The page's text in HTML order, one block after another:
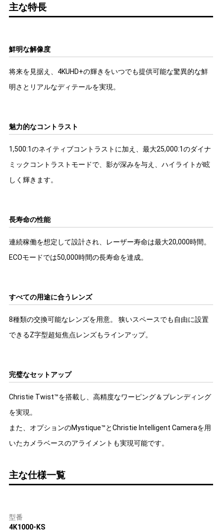
主な特長
鮮明な解像度
将来を見据え、4KUHD+の輝きをいつでも提供可能な驚異的な鮮
明さとリアルなディテールを実現。
魅力的なコントラスト
1,500:1のネイティブコントラストに加え、最大25,000:1のダイナ
ミックコントラストモードで、影が深みを与え、ハイライトが眩
しく輝きます。
長寿命の性能
連続稼働を想定して設計され、レーザー寿命は最大20,000時間。
ECOモードでは50,000時間の長寿命を達成。
すべての用途に合うレンズ
8種類の交換可能なレンズを用意。 狭いスペースでも自由に設置
できるZ字型超短焦点レンズもラインアップ。
完璧なセットアップ
Christie Twist™を搭載し、高精度なワーピング＆ブレンディング
を実現。
また、オプションのMystique™とChristie Intelligent Cameraを用
いたカメラベースのアライメントも実現可能です。
主な仕様一覧
型番
4K1000-KS